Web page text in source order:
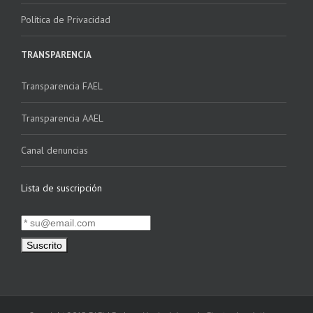
Política de Privacidad
TRANSPARENCIA
Transparencia FAEL
Transparencia AAEL
Canal denuncias
Lista de suscripción